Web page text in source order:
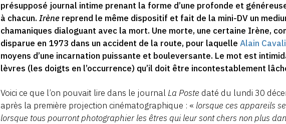
présupposé journal intime prenant la forme d’une profonde et
à chacun.Irène reprend le même dispositif et fait de la mini-DV un
chamaniques dialoguant avec la mort. Une morte, une certaine Irène,
disparue en 1973 dans un accident de la route, pour laquelleAlain
moyens d’une incarnation puissante et bouleversante. Le mot est
lèvres (les doigts en l’occurrence) qu’il doit être incontestablement
Voici ce que l’on pouvait lire dans le journalLa Poste daté du lundi 30
après la première projection cinématographique : « lorsque ces appareils
lorsque tous pourront photographier les êtres qui leur sont chers non plus